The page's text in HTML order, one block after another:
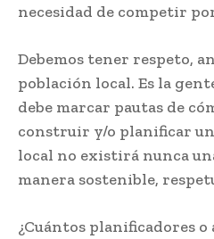
necesidad de competir
Debemos tener respeto,
población local. Es la
debe marcar pautas de
construir y/o planificar
local no existirá nunca
manera sostenible,
¿Cuántos planificadores